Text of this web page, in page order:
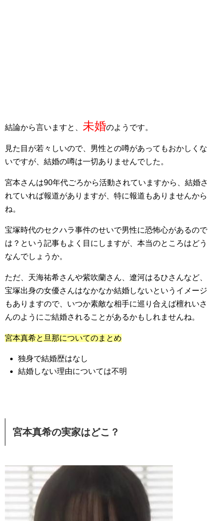
結論から言いますと、 未婚のようです。
見た目が若々しいので、男性との噂があってもおかしくな
いですが、結婚の噂は一切ありませんでした。
宮本さんは90年代ごろから活動されていますから、結婚さ
れていれば報道がありますが、特に報道もありませんから
ね。
宝塚時代のセクハラ事件のせいで男性に恐怖心があるので
は？という記事もよく目にしますが、本当のところはどう
なんでしょうか。
ただ、天海祐希さんや紫吹蘭さん、遼河はるひさんなど、
宝塚出身の女優さんはなかなか結婚しないというイメージ
もありますので、いつか素敵な相手に巡り合えば檀れいさ
んのようにご結婚されることがあるかもしれませんね。
宮本真希と旦那についてのまとめ
独身で結婚歴はなし
結婚しない理由については不明
宮本真希の実家はどこ？